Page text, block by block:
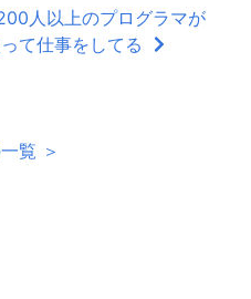
人以上のプログラマが
て仕事をしてる
覧 ＞